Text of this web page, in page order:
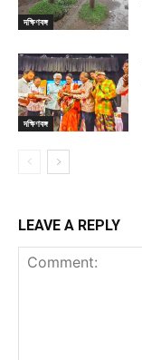
দক্ষিণবঙ্গ
দক্ষিণবঙ্গ
LEAVE A REPLY